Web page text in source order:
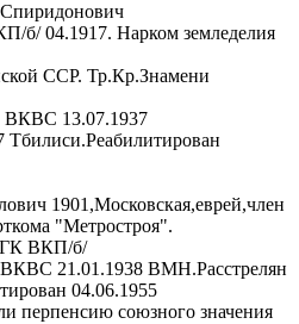
б/ 04.1917. Нарком земледелия
ССР. Тр.Кр.Знамени
13.07.1937
1901,Московская,еврей,член
"Метростроя".
ВКП/б/
21.01.1938 ВМН.Расстрелян
04.06.1955
союзного значения